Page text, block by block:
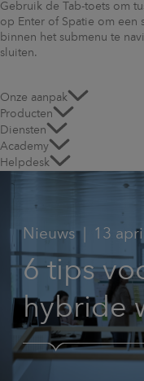
Gebruik de Tab-toets om
op Enter of Spatie om een
binnen het submenu te
sluiten.
Onze aanpak
Producten
Diensten
Academy
Helpdesk
Nieuws 13
6 tips
hybride